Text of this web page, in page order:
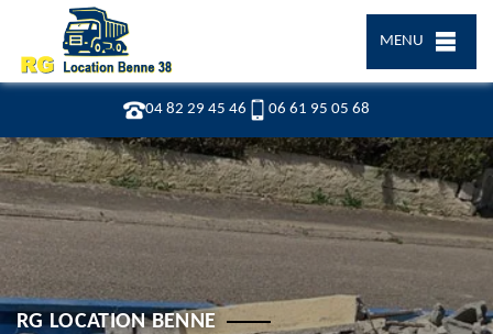
04 82 29 45 46 06 61 95 05 68
MENU
RG LOCATION BENNE